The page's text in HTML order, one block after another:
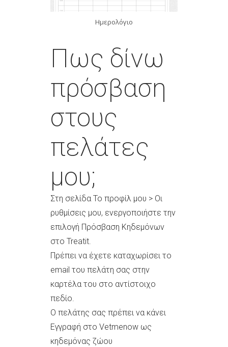
Ημερολόγιο
Πως δίνω
πρόσβαση
στους
πελάτες
μου;
Στη σελίδα Το προφίλ μου > Οι
ρυθμίσεις μου, ενεργοποιήστε την
επιλογή Πρόσβαση Κηδεμόνων
στο Treatit.
Πρέπει να έχετε καταχωρίσει το
email του πελάτη σας στην
καρτέλα του στο αντίστοιχο
πεδίο.
Ο πελάτης σας πρέπει να κάνει
Εγγραφή στο Vetmenow ως
κηδεμόνας ζώου